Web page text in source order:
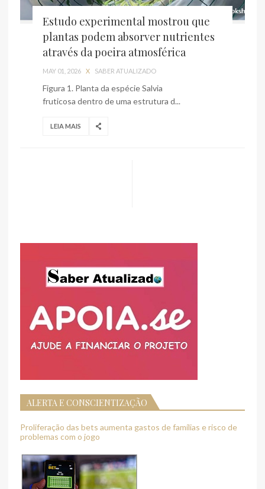
Estudo experimental mostrou que
plantas podem absorver nutrientes
através da poeira atmosférica
MAY 01, 2026 X SABER ATUALIZADO
Figura 1. Planta da espécie Salvia
fruticosa dentro de uma estrutura d...
LEIA MAIS
ALERTA E CONSCIENTIZAÇÃO
Proliferação das bets aumenta gastos de famílias e risco de
problemas com o jogo